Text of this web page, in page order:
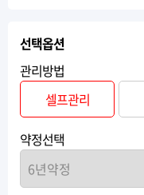
선택옵션
관리방법
셀프관리
약정선택